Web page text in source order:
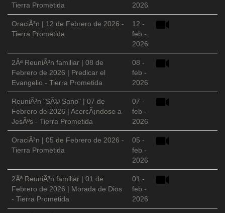
Tierra Prometida
2026
OraciÃ³n | 12 de Febrero de 2026 -
Tierra Prometida
12 -
feb -
2026
2Âª ReuniÃ³n familiar | 08 de
Febrero de 2026 | Predicar el
Evangelio - Tierra Prometida
08 -
feb -
2026
ReuniÃ³n "SÃ© Sano" | 07 de
Febrero de 2026 | AcercÃ¡ndose a
JesÃºs - Tierra Prometida
07 -
feb -
2026
OraciÃ³n | 05 de Febrero de 2026 -
Tierra Prometida
05 -
feb -
2026
2Âª ReuniÃ³n familiar | 01 de
Febrero de 2026 | Morada de Dios
- Tierra Prometida
01 -
feb -
2026